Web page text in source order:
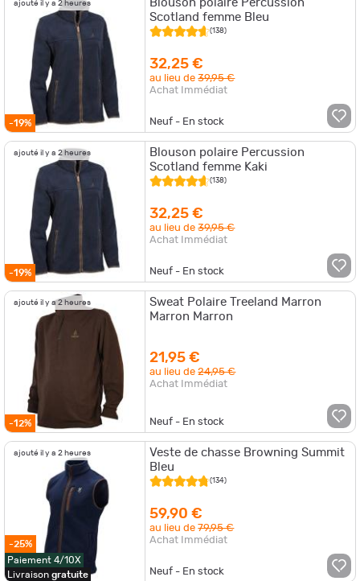
ajouté il y a 2 heures
-19%
Blouson polaire Percussion
Scotland femme Bleu
(138)
32,25 €
au lieu de39,95 €
Achat Immédiat
Neuf - En stock
ajouté il y a 2 heures
-19%
Blouson polaire Percussion
Scotland femme Kaki
(138)
32,25 €
au lieu de39,95 €
Achat Immédiat
Neuf - En stock
ajouté il y a 2 heures
-12%
Sweat Polaire Treeland Marron
Marron Marron
21,95 €
au lieu de24,95 €
Achat Immédiat
Neuf - En stock
ajouté il y a 2 heures
-25%
Paiement 4/10X
Livraison gratuite
Veste de chasse Browning Summit
Bleu
(134)
59,90 €
au lieu de79,95 €
Achat Immédiat
Neuf - En stock